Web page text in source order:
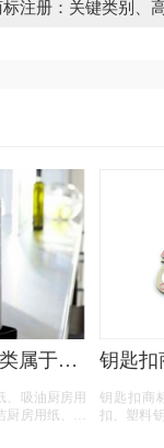
注册：关键类别、
属于第
、吸油厨房用
房用纸、加
钥匙扣
类？「
钥匙扣商
扣、塑料